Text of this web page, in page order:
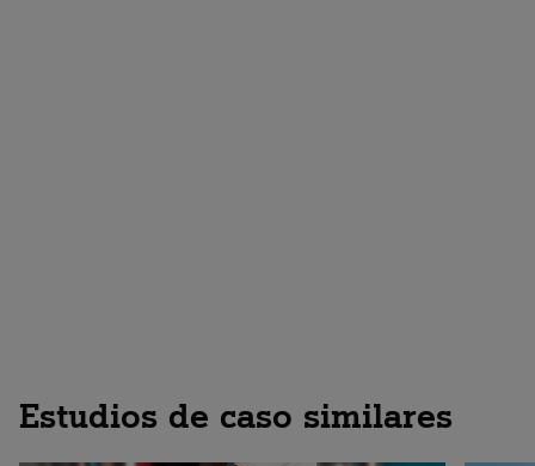
Estudios de caso similares